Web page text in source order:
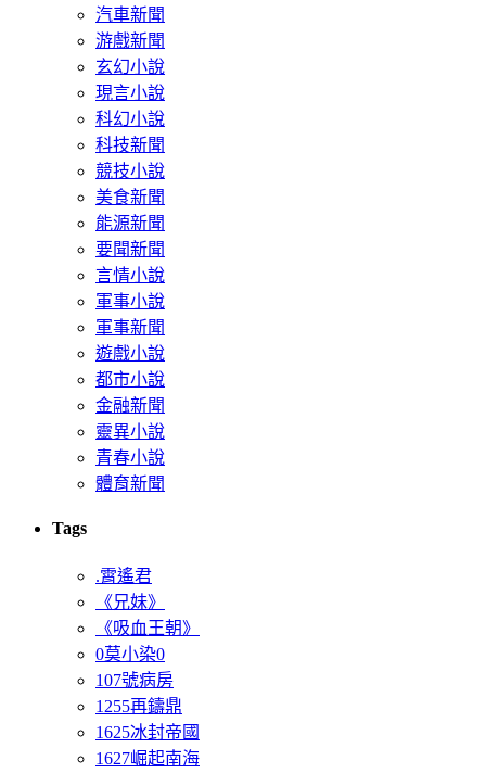
汽車新聞
游戲新聞
玄幻小說
現言小說
科幻小說
科技新聞
競技小說
美食新聞
能源新聞
要聞新聞
言情小說
軍事小說
軍事新聞
遊戲小說
都市小說
金融新聞
靈異小說
青春小說
體育新聞
Tags
.霄遙君
《兄妹》
《吸血王朝》
0莫小染0
107號病房
1255再鑄鼎
1625冰封帝國
1627崛起南海